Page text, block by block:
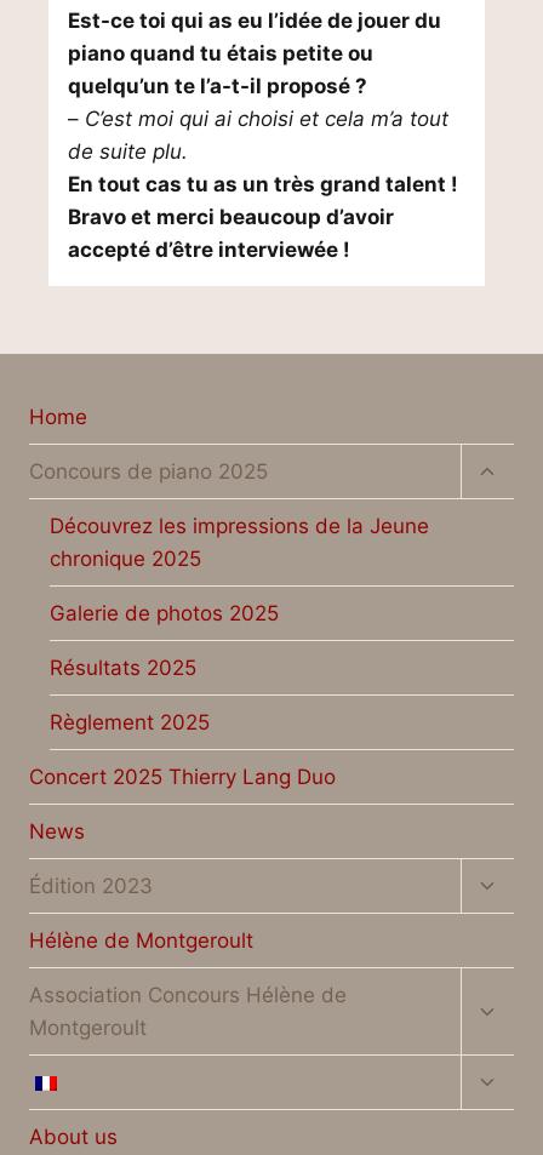
Est-ce toi qui as eu l’idée de jouer du
piano quand tu étais petite ou
quelqu’un te l’a-t-il proposé ?
– C’est moi qui ai choisi et cela m’a tout
de suite plu.
En tout cas tu as un très grand talent !
Bravo et merci beaucoup d’avoir
accepté d’être interviewée !
Home
Concours de piano 2025
child
Découvrez les impressions de la Jeune
chronique 2025
Galerie de photos 2025
Résultats 2025
Règlement 2025
Concert 2025 Thierry Lang Duo
News
Édition 2023
child
Hélène de Montgeroult
Association Concours Hélène de
Montgeroult
child
child
About us